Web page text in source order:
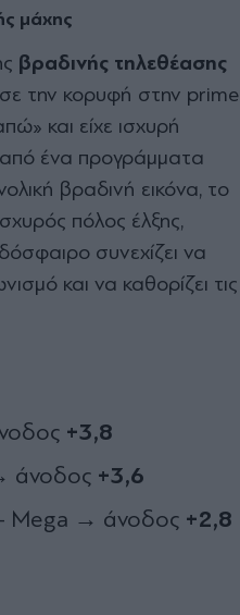
μάχης
βραδινής τηλεθέασης
την κορυφή στην prime
και είχε ισχυρή
ένα προγράμματα
βραδινή εικόνα, το
πόλος έλξης,
συνεχίζει να
και να καθορίζει τις
+3,8
άνοδος +3,6
- Mega → άνοδος +2,8